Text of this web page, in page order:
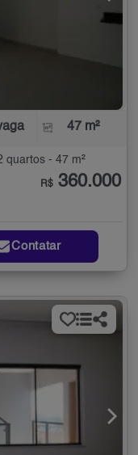
47 m²
quartos - 47 m²
R$ 360.000
Contatar